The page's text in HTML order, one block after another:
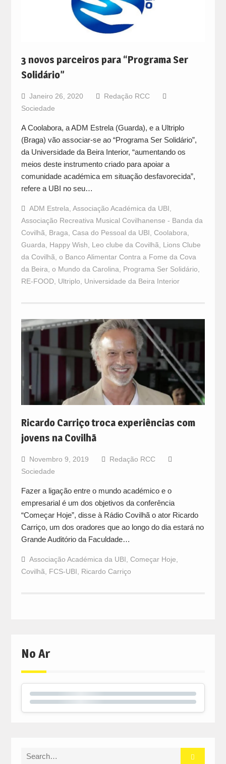
3 novos parceiros para “Programa Ser
Solidário”
Janeiro 26, 2020
Redação RCC
Sociedade
A Coolabora, a ADM Estrela (Guarda), e a Ultriplo
(Braga) vão associar-se ao “Programa Ser Solidário”,
da Universidade da Beira Interior, “aumentando os
meios deste instrumento criado para apoiar a
comunidade académica em situação desfavorecida”,
refere a UBI no seu…
ADM Estrela Associação Académica da UBI
Associação Recreativa Musical Covilhanense - Banda da
Covilhã
Braga Casa do Pessoal da UBI Coolabora
Guarda
Happy Wish Leo clube da Covilhã
Lions Clube
da Covilhã o Banco Alimentar Contra a Fome da Cova
da Beira o Mundo da Carolina Programa Ser Solidário
RE-FOOD, Ultriplo Universidade da Beira Interior
Ricardo Carriço troca experiências com
jovens na Covilhã
Novembro 9, 2019
Redação RCC
Sociedade
Fazer a ligação entre o mundo académico e o
empresarial é um dos objetivos da conferência
“Começar Hoje”, disse à Rádio Covilhã o ator Ricardo
Carriço, um dos oradores que ao longo do dia estará no
Grande Auditório da Faculdade…
Associação Académica da UBI Começar Hoje
Covilhã
FCS-UBI Ricardo Carriço
No Ar
Search